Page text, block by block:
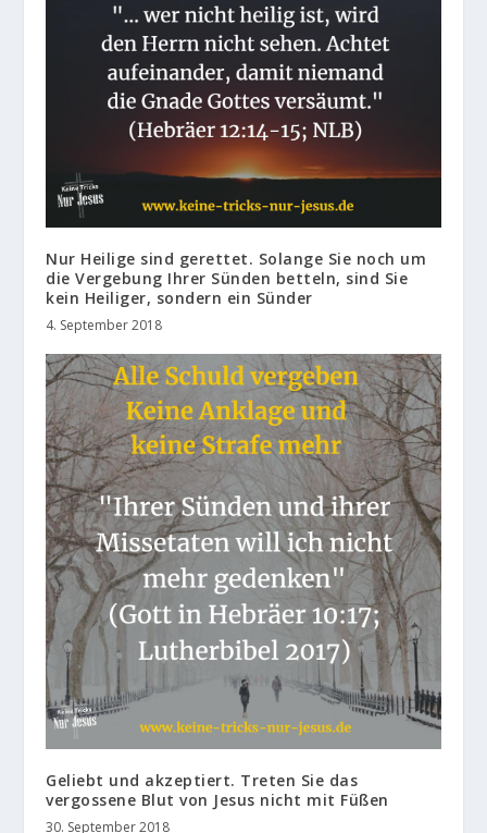
Nur Heilige sind gerettet. Solange Sie noch um
die Vergebung Ihrer Sünden betteln, sind Sie
kein Heiliger, sondern ein Sünder
4. September 2018
Geliebt und akzeptiert. Treten Sie das
vergossene Blut von Jesus nicht mit Füßen
30. September 2018